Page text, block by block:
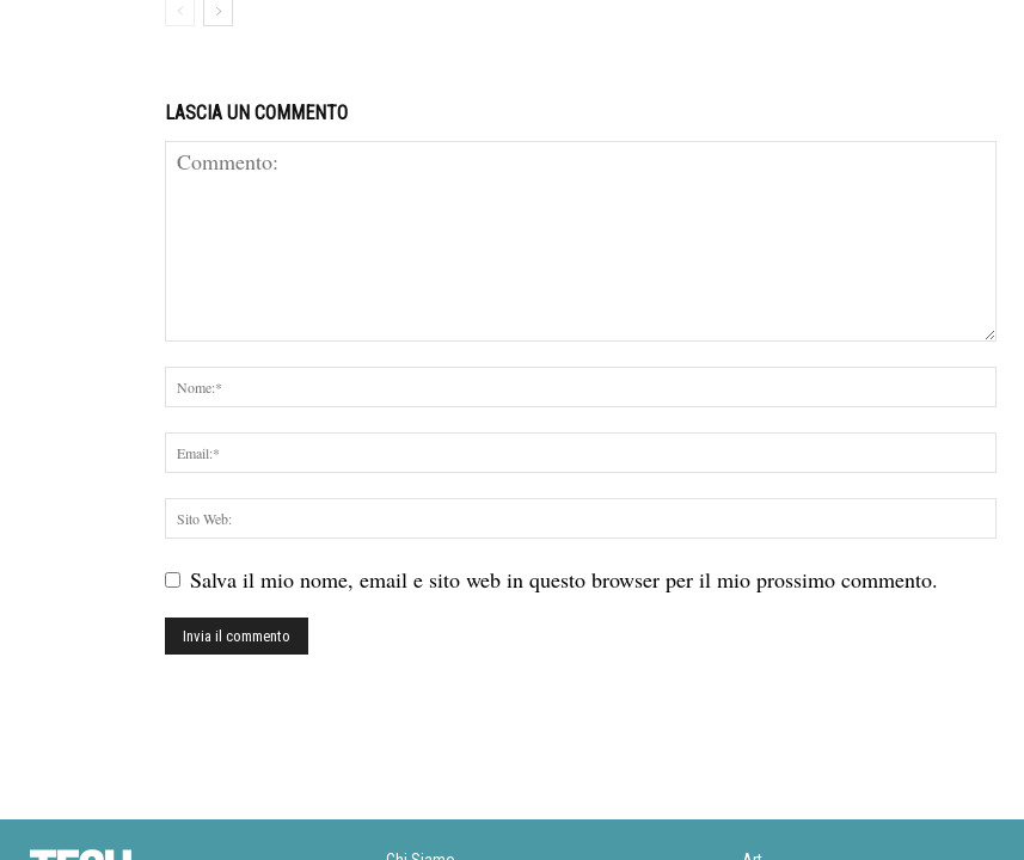
LASCIA UN COMMENTO
Salva il mio nome, email e sito web in questo browser per il mio prossimo commento.